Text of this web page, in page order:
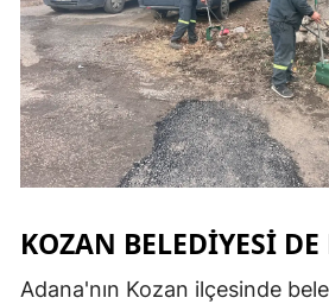
KOZAN BELEDİYESİ DE
Adana'nın Kozan ilçesinde